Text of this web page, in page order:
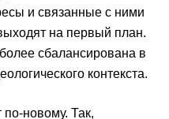
и связанные с ними
на первый план.
сбалансирована в
контекста.
новому. Так,